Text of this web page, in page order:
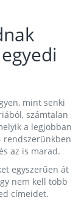
mint senki
számtalan
a legjobban
rendszerünkben
az is marad.
egyszerűen át
nem kell több
címeidet.